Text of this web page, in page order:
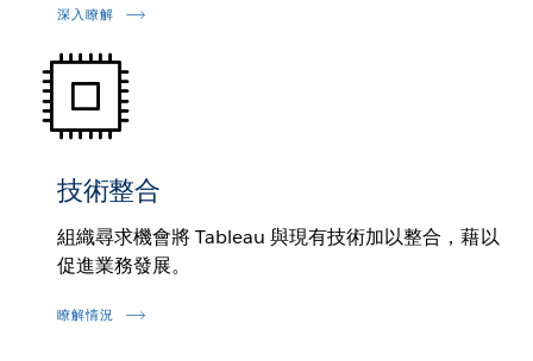
深入瞭解
技術整合
組織尋求機會將 Tableau 與現有技術加以整合，藉以
促進業務發展。
瞭解情況